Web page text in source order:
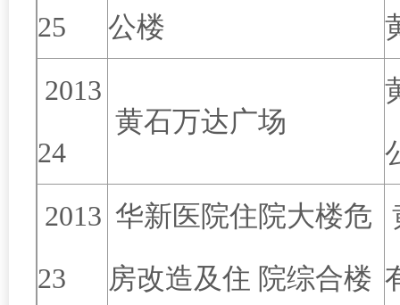
25
公楼
2013
24
黄石万达广场
2013
23
华新医院住院大楼危
房改造及住 院综合楼